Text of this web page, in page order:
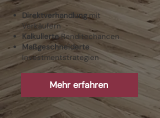
Direktverhandlungmit
Verkäufern
KalkulierteRenditechancen
Maßgeschneiderte
Investmentstrategien
Mehr erfahren